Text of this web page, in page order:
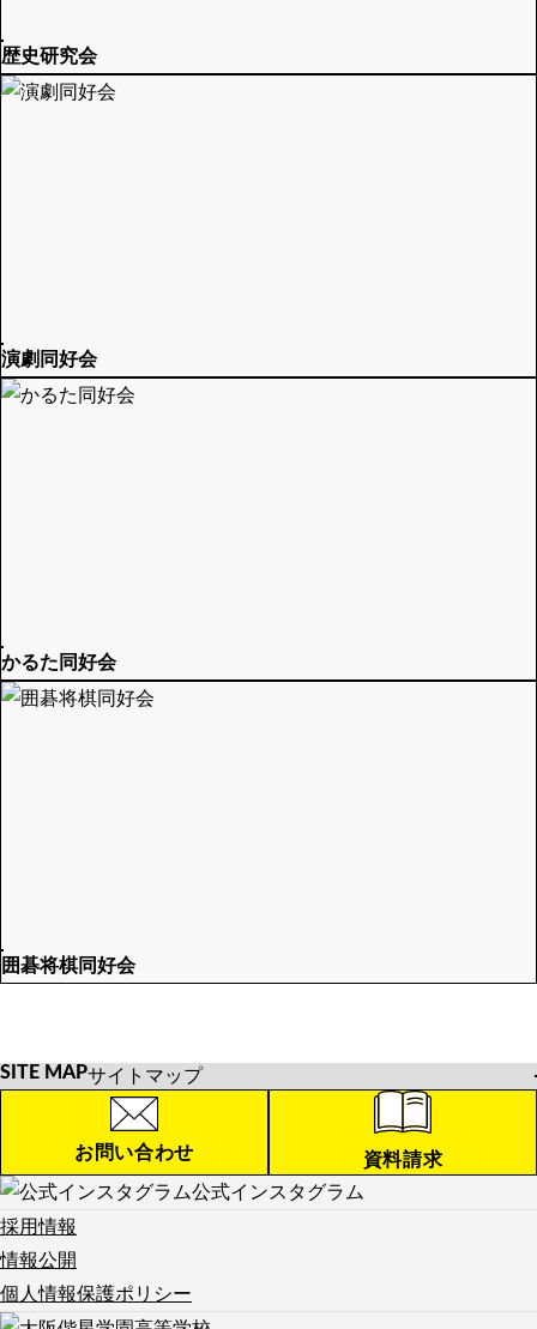
歴史研究会
演劇同好会
かるた同好会
囲碁将棋同好会
SITE MAPサイトマップ
学校紹介
学校紹介TOP
校長メッセージ
教育方針
沿革
留学制度
お問い合わせ
資料請求
公式インスタグラム
採用情報
情報公開
個人情報保護ポリシー